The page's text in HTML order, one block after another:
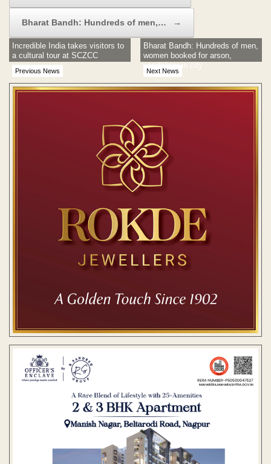
Bharat Bandh: Hundreds of men,… →
Previous News
Incredible India takes visitors to
a cultural tour at SCZCC
Next News
Bharat Bandh: Hundreds of men,
women booked for arson,
vandalism in city